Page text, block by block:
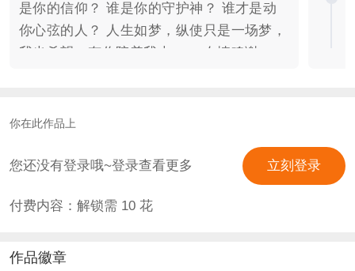
是你的信仰？ 谁是你的守护神？ 谁才是动
你心弦的人？ 人生如梦，纵使只是一场梦，
我也希望，有你陪着我走…… 友情鸣谢：
底 更新速度：周更2000至5000 鲜花：10。
**：472962005 群**：1140879052
你在此作品上
您还没有登录哦~登录查看更多 立刻登录
付费内容：解锁需 10花
作品徽章